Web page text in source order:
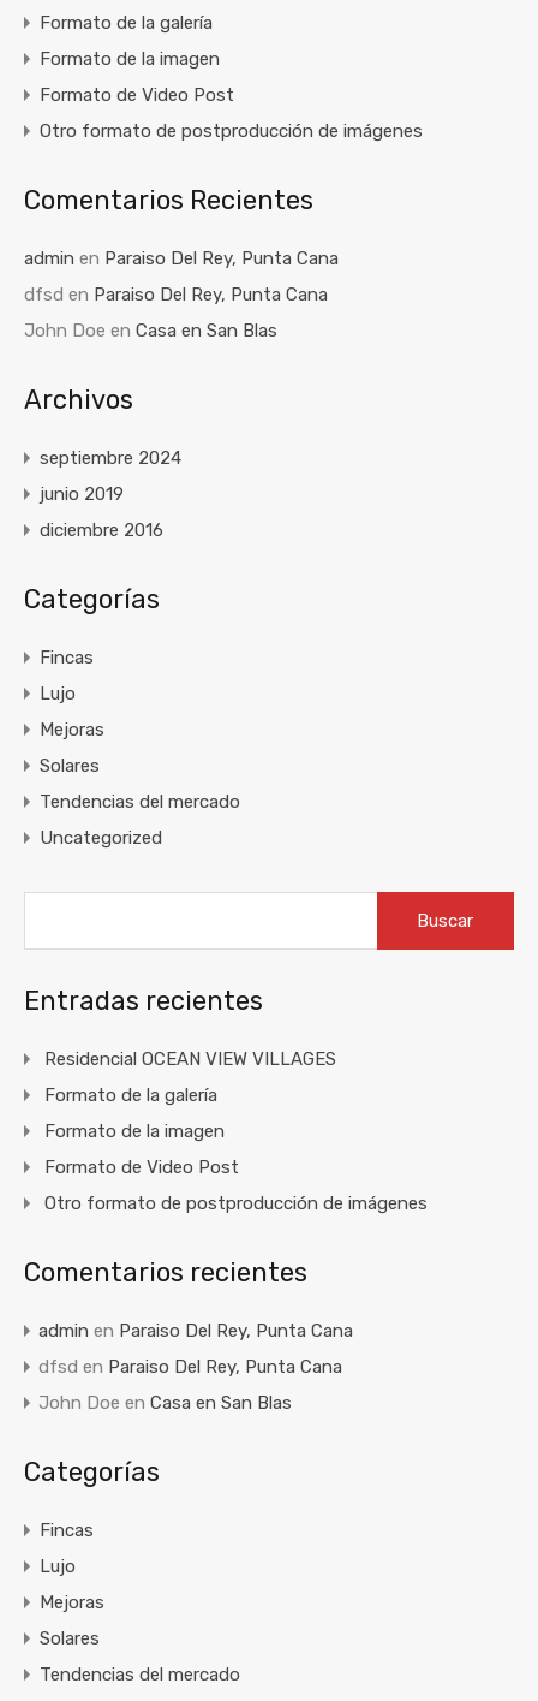
Formato de la galería
Formato de la imagen
Formato de Video Post
Otro formato de postproducción de imágenes
Comentarios Recientes
admin en Paraiso Del Rey, Punta Cana
dfsd en Paraiso Del Rey, Punta Cana
John Doe en Casa en San Blas
Archivos
septiembre 2024
junio 2019
diciembre 2016
Categorías
Fincas
Lujo
Mejoras
Solares
Tendencias del mercado
Uncategorized
Entradas recientes
Residencial OCEAN VIEW VILLAGES
Formato de la galería
Formato de la imagen
Formato de Video Post
Otro formato de postproducción de imágenes
Comentarios recientes
admin en Paraiso Del Rey, Punta Cana
dfsd en Paraiso Del Rey, Punta Cana
John Doe en Casa en San Blas
Categorías
Fincas
Lujo
Mejoras
Solares
Tendencias del mercado